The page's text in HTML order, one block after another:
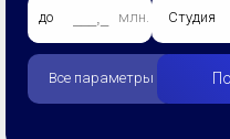
до млн. Студия
Все параметры